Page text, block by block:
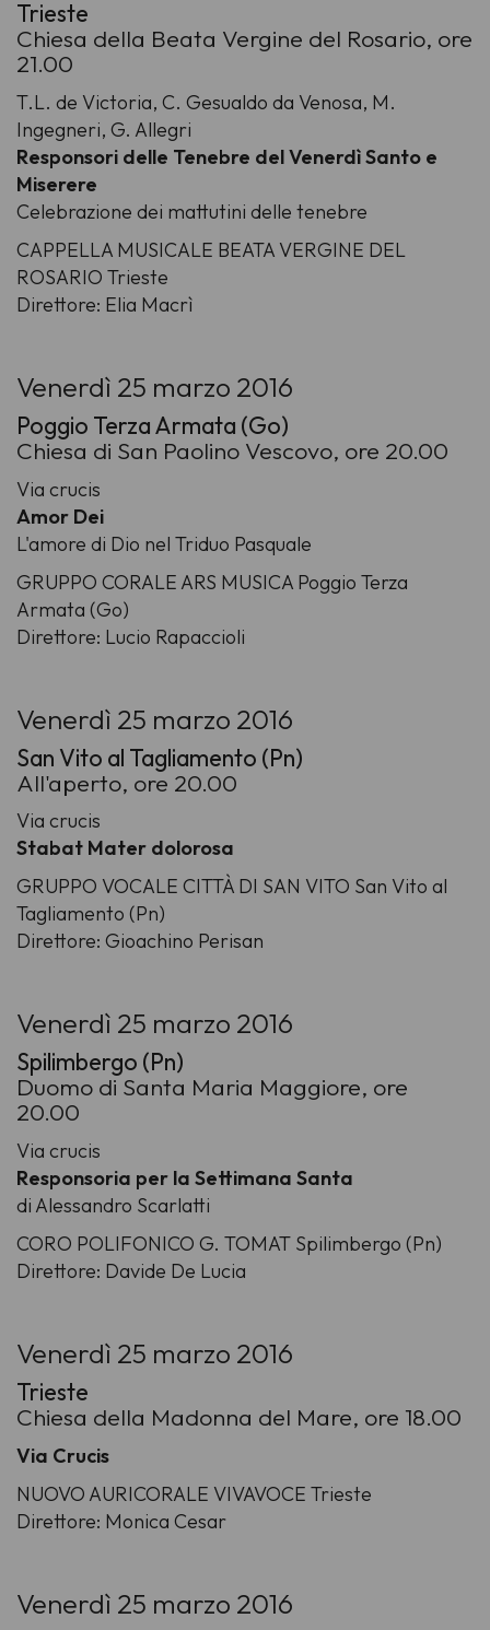
Trieste
Chiesa della Beata Vergine del Rosario, ore
21.00
T.L. de Victoria, C. Gesualdo da Venosa, M.
Ingegneri, G. Allegri
Responsori delle Tenebre del Venerdì Santo e
Miserere
Celebrazione dei mattutini delle tenebre
CAPPELLA MUSICALE BEATA VERGINE DEL
ROSARIO Trieste
Direttore: Elia Macrì
Venerdì 25 marzo 2016
Poggio Terza Armata (Go)
Chiesa di San Paolino Vescovo, ore 20.00
Via crucis
Amor Dei
L'amore di Dio nel Triduo Pasquale
GRUPPO CORALE ARS MUSICA Poggio Terza
Armata (Go)
Direttore: Lucio Rapaccioli
Venerdì 25 marzo 2016
San Vito al Tagliamento (Pn)
All'aperto, ore 20.00
Via crucis
Stabat Mater dolorosa
GRUPPO VOCALE CITTÀ DI SAN VITO San Vito al
Tagliamento (Pn)
Direttore: Gioachino Perisan
Venerdì 25 marzo 2016
Spilimbergo (Pn)
Duomo di Santa Maria Maggiore, ore
20.00
Via crucis
Responsoria per la Settimana Santa
di Alessandro Scarlatti
CORO POLIFONICO G. TOMAT Spilimbergo (Pn)
Direttore: Davide De Lucia
Venerdì 25 marzo 2016
Trieste
Chiesa della Madonna del Mare, ore 18.00
Via Crucis
NUOVO AURICORALE VIVAVOCE Trieste
Direttore: Monica Cesar
Venerdì 25 marzo 2016